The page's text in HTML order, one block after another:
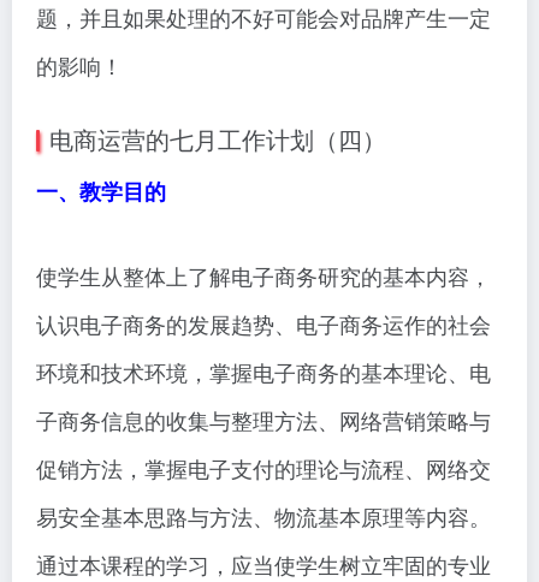
题，并且如果处理的不好可能会对品牌产生一定
的影响！
电商运营的七月工作计划（四）
一、教学目的
使学生从整体上了解电子商务研究的基本内容，
认识电子商务的发展趋势、电子商务运作的社会
环境和技术环境，掌握电子商务的基本理论、电
子商务信息的收集与整理方法、网络营销策略与
促销方法，掌握电子支付的理论与流程、网络交
易安全基本思路与方法、物流基本原理等内容。
通过本课程的学习，应当使学生树立牢固的专业